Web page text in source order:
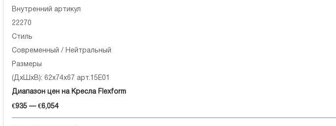
Внутренний артикул
22270
Стиль
Современный / Нейтральный
Размеры
(ДхШхВ): 62x74x67 арт.15E01
Диапазон цен на Кресла Flexform
€935 — €6,054